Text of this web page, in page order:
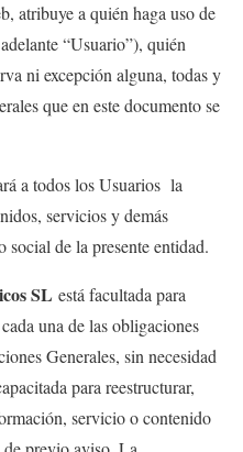
atribuye a quién haga uso de
“Usuario”), quién
ni excepción alguna, todas y
que en este documento se
a todos los Usuarios la
servicios y demás
de la presente entidad.
SL está facultada para
una de las obligaciones
Generales, sin necesidad
para reestructurar,
servicio o contenido